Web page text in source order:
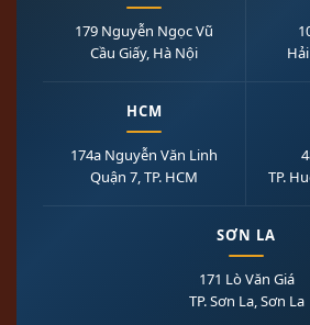
179 Nguyễn Ngọc Vũ
Cầu Giấy, Hà Nội
HCM
174a Nguyễn Văn Linh
Quận 7, TP. HCM
TP.
SƠN LA
171 Lò Văn Giá
TP. Sơn La, Sơn La